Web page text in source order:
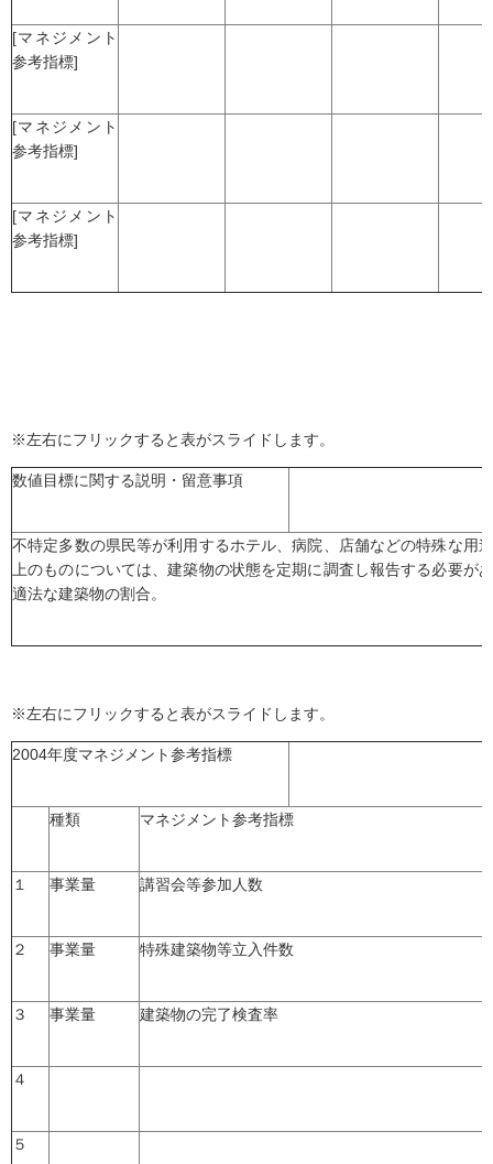
[マネジメント
参考指標]
[マネジメント
参考指標]
[マネジメント
参考指標]
※左右にフリックすると表がスライドします。
数値目標に関する説明・留意事項
不特定多数の県民等が利用するホテル、病院、店舗などの特殊な用
上のものについては、建築物の状態を定期に調査し報告する必要が
適法な建築物の割合。
※左右にフリックすると表がスライドします。
2004年度マネジメント参考指標
種類 マネジメント参考指標
１ 事業量 講習会等参加人数
２ 事業量 特殊建築物等立入件数
３ 事業量 建築物の完了検査率
４
５